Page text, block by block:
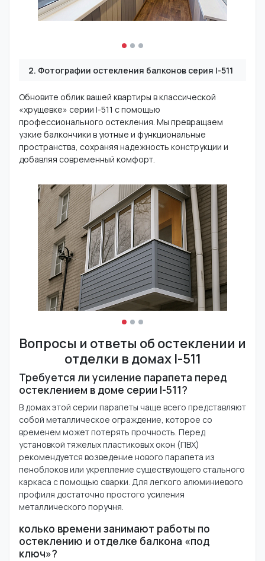
2. Фотографии остекления балконов серия I-511
Обновите облик вашей квартиры в классической
«хрущевке» серии I-511 с помощью
профессионального остекления. Мы превращаем
узкие балкончики в уютные и функциональные
пространства, сохраняя надежность конструкции и
добавляя современный комфорт.
Вопросы и ответы об остеклении и
отделки в домах I-511
Требуется ли усиление парапета перед
остеклением в доме серии I-511?
В домах этой серии парапеты чаще всего представляют
собой металлическое ограждение, которое со
временем может потерять прочность. Перед
установкой тяжелых пластиковых окон (ПВХ)
рекомендуется возведение нового парапета из
пеноблоков или укрепление существующего стального
каркаса с помощью сварки. Для легкого алюминиевого
профиля достаточно простого усиления
металлического поручня.
колько времени занимают работы по
остеклению и отделке балкона «под
ключ»?